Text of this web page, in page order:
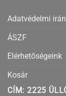
Adatvédelmi
ÁSZF
Elérhetőségeink
Kosár
CÍM: 2225